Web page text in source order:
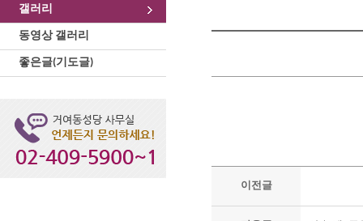
갤러리
동영상 갤러리
좋은글(기도글)
이전글